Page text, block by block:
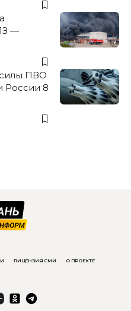
ПВО
России 8
ЛИЦЕНЗИЯ СМИ О ПРОЕКТЕ